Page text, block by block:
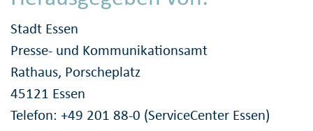
Stadt Essen
Presse- und Kommunikationsamt
Rathaus, Porscheplatz
45121 Essen
Telefon: +49 201 88-0 (ServiceCenter Essen)